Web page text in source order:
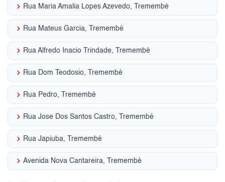
keyboard_arrow_right Rua Maria Amalia Lopes Azevedo, Tremembé
keyboard_arrow_right Rua Mateus Garcia, Tremembé
keyboard_arrow_right Rua Alfredo Inacio Trindade, Tremembé
keyboard_arrow_right Rua Dom Teodosio, Tremembé
keyboard_arrow_right Rua Pedro, Tremembé
keyboard_arrow_right Rua Jose Dos Santos Castro, Tremembé
keyboard_arrow_right Rua Japiuba, Tremembé
keyboard_arrow_right Avenida Nova Cantareira, Tremembé